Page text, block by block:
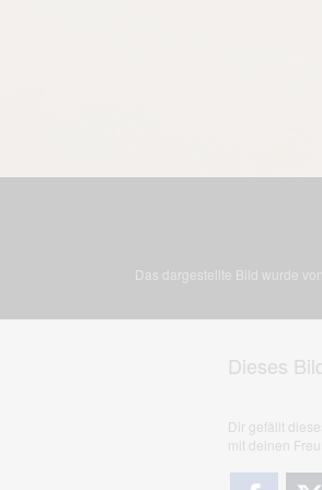
Das dargestellte Bild wurde
Dieses
Dir gefällt
mit deinen